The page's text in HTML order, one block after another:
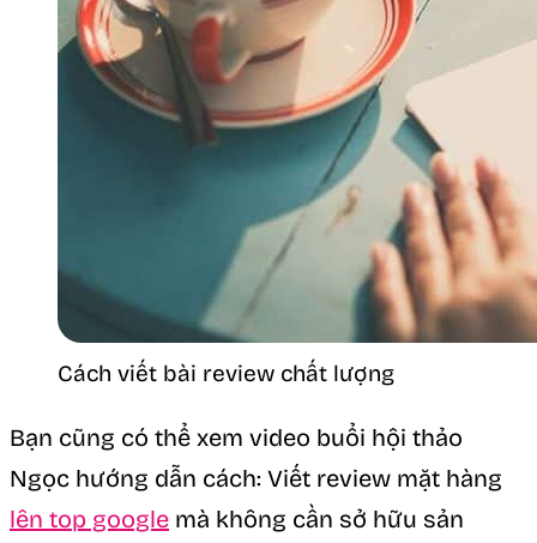
Cách viết bài review chất lượng
Bạn cũng có thể xem video buổi hội thảo
Ngọc hướng dẫn cách: Viết review mặt hàng
lên top google mà không cần sở hữu sản